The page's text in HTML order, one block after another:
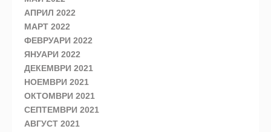
АПРИЛ 2022
МАРТ 2022
ФЕВРУАРИ 2022
ЯНУАРИ 2022
ДЕКЕМВРИ 2021
НОЕМВРИ 2021
ОКТОМВРИ 2021
СЕПТЕМВРИ 2021
АВГУСТ 2021